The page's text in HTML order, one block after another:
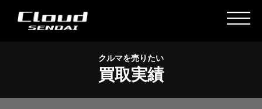
クルマを売りたい
買取実績